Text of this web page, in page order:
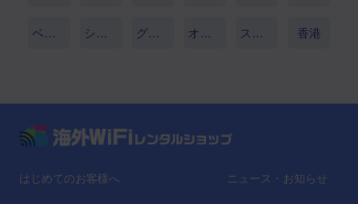
ベトナム シンガポール グアム オーストラリア スペイン 香港
はじめてのお客様へ ニュース・お知らせ